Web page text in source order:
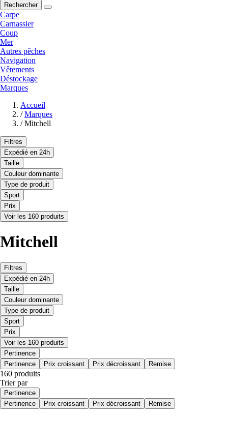
Rechercher
Carpe
Carnassier
Coup
Mer
Autres pêches
Navigation
Vêtements
Déstockage
Marques
Accueil
/ Marques
/ Mitchell
Filtres
Expédié en 24h
Taille
Couleur dominante
Type de produit
Sport
Prix
Voir les 160 produits
Mitchell
Filtres
Expédié en 24h
Taille
Couleur dominante
Type de produit
Sport
Prix
Voir les 160 produits
Pertinence
Pertinence
Prix croissant Prix décroissant Remise
160 produits
Trier par
Pertinence
Pertinence
Prix croissant Prix décroissant Remise